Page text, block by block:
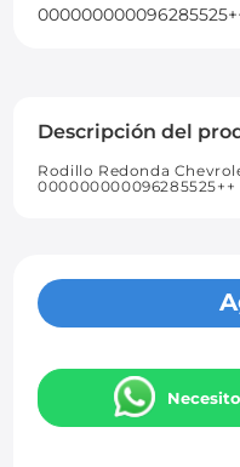
Descripción del
Rodillo Redonda
000000000096285525++